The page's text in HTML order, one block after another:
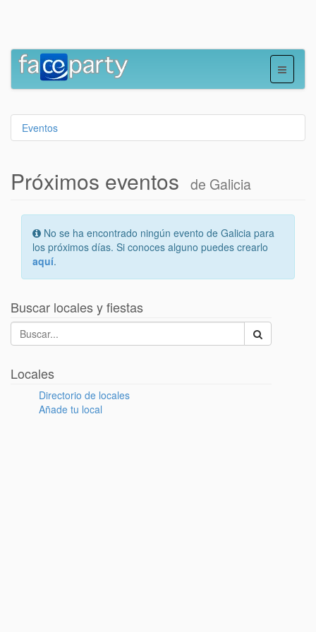
Eventos
Próximos eventos de Galicia
No se ha encontrado ningún evento de Galicia para
los próximos días. Si conoces alguno puedes crearlo
aquí.
Buscar locales y fiestas
Locales
Directorio de locales
Añade tu local